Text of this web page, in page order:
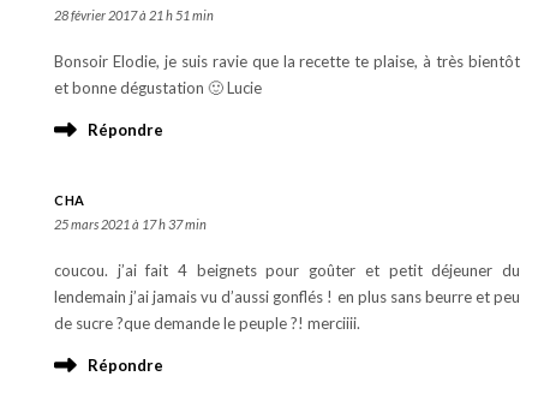
28 février 2017 à 21 h 51 min
Bonsoir Elodie, je suis ravie que la recette te plaise, à très bientôt
et bonne dégustation 🙂 Lucie
Répondre
CHA
25 mars 2021 à 17 h 37 min
coucou. j’ai fait 4 beignets pour goûter et petit déjeuner du
lendemain j’ai jamais vu d’aussi gonflés ! en plus sans beurre et peu
de sucre ?que demande le peuple ?! merciiii.
Répondre